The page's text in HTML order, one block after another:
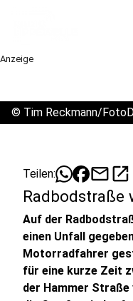
Anzeige
© Tim Reckmann/
Teilen: mailopen_in_new
Radbodstraße
Auf der
einen Unfall
Motorradfahrer
für eine kurze Zeit
der Hammer